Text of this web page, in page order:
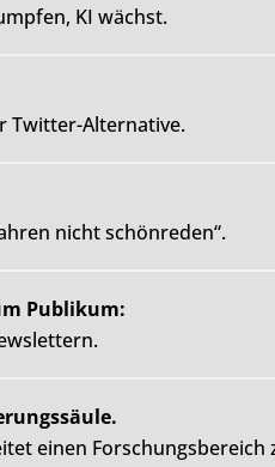
KI wächst.
Twitter-Alternative.
nicht schönreden“.
Publikum:
einen